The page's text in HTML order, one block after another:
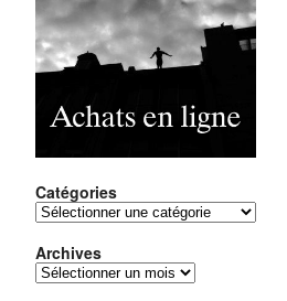
Catégories
Archives